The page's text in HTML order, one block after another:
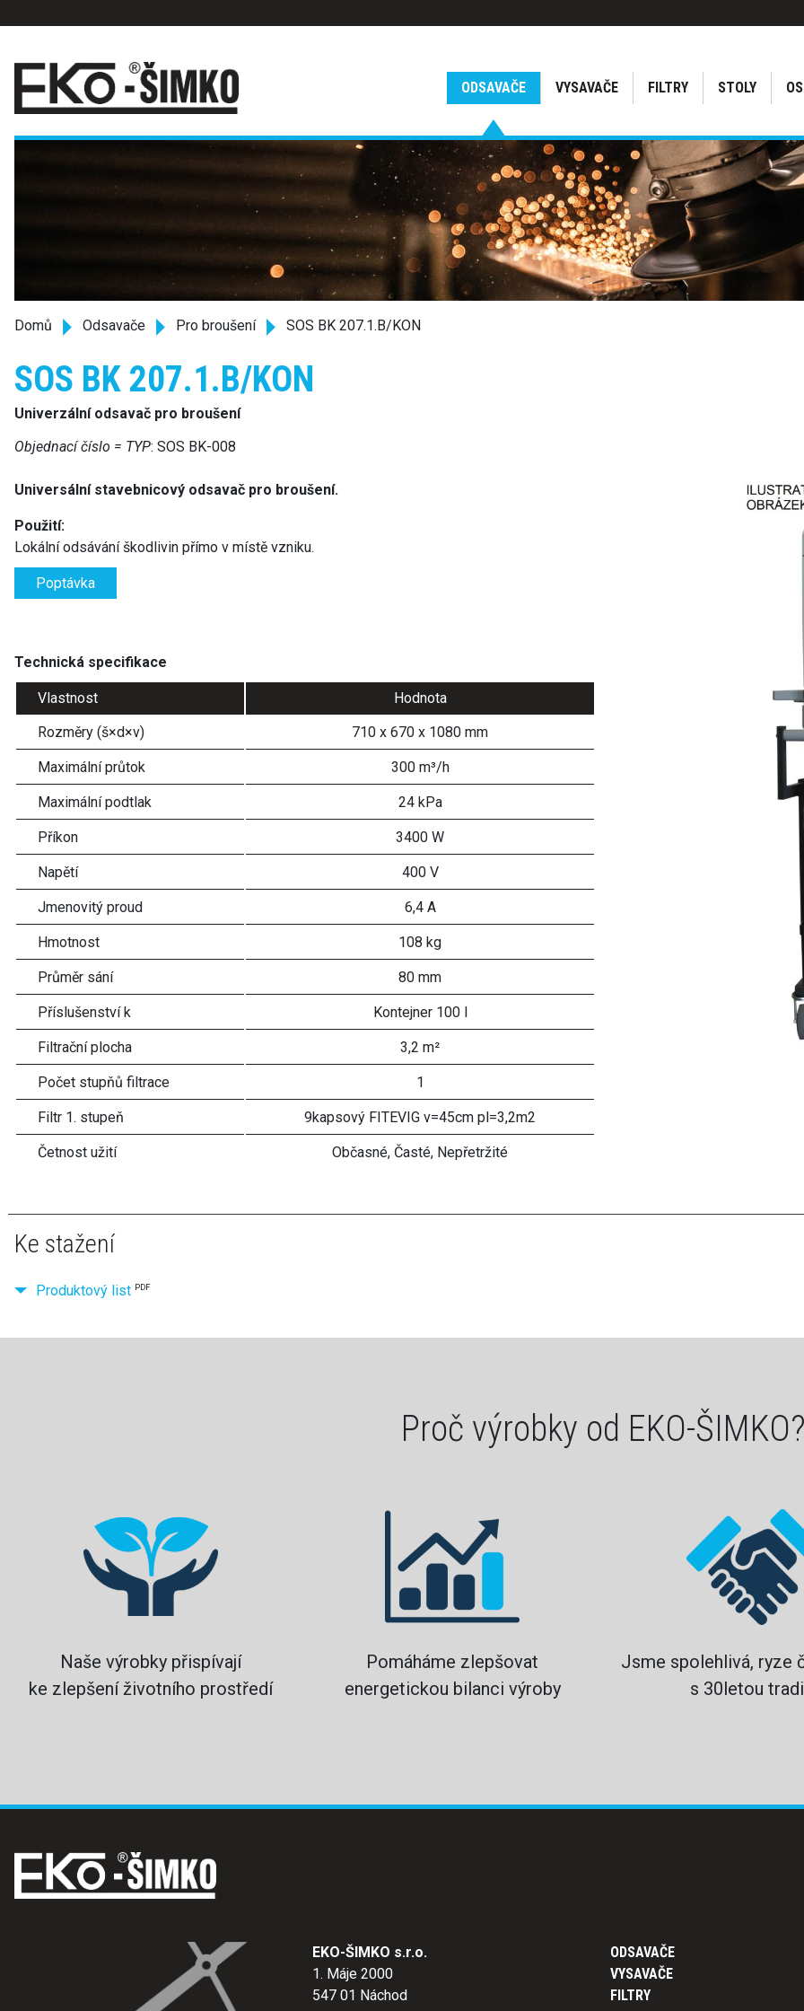
ODSAVAČE VYSAVAČE FILTRY STOLY
Domů Odsavače Pro broušení SOS BK 207.1.B/KON
SOS BK 207.1.B/KON
Univerzální odsavač pro broušení
Objednací číslo = TYP: SOS BK-008
Universální stavebnicový odsavač pro broušení.
Použití:
Lokální odsávání škodlivin přímo v místě vzniku.
Poptávka
Technická specifikace
Vlastnost
Hodnota
Rozměry (š×d×v)
710 x 670 x 1080 mm
Maximální průtok 300 m³/h
Maximální podtlak 24 kPa
Příkon 3400 W
Napětí 400 V
Jmenovitý proud 6,4 A
Hmotnost 108 kg
Průměr sání 80 mm
Příslušenství k Kontejner 100 l
Filtrační plocha 3,2 m²
Počet stupňů filtrace 1
Filtr 1. stupeň 9kapsový FITEVIG v=45cm pl=3,2m2
Četnost užití Občasné, Časté, Nepřetržité
Ke stažení
Produktový list PDF
Proč výrobky od EKO-
Naše výrobky přispívají
ke zlepšení životního prostředí
Pomáháme zlepšovat
energetickou bilanci výroby
Jsme spolehlivá, ryze
s 30letou
EKO-ŠIMKO s.r.o.
1. Máje 2000
547 01 Náchod
ODSAVAČE
VYSAVAČE
FILTRY